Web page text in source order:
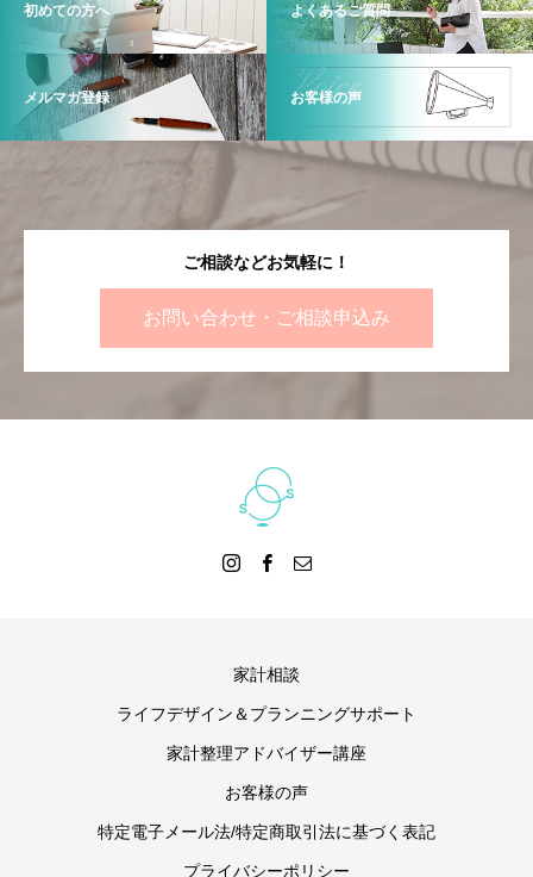
初めての方へ よくあるご質問
メルマガ登録 お客様の声
ご相談などお気軽に！
お問い合わせ・ご相談申込み
家計相談
ライフデザイン＆プランニングサポート
家計整理アドバイザー講座
お客様の声
特定電子メール法/特定商取引法に基づく表記
プライバシーポリシー